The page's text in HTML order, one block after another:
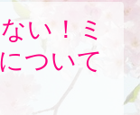
い！ミ
ついて